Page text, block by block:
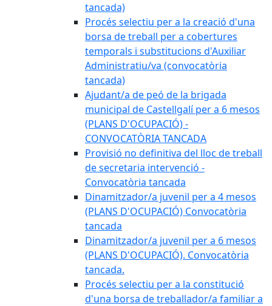
tancada)
Procés selectiu per a la creació d'una
borsa de treball per a cobertures
temporals i substitucions d'Auxiliar
Administratiu/va (convocatòria
tancada)
Ajudant/a de peó de la brigada
municipal de Castellgalí per a 6 mesos
(PLANS D'OCUPACIÓ) -
CONVOCATÒRIA TANCADA
Provisió no definitiva del lloc de treball
de secretaria intervenció -
Convocatòria tancada
Dinamitzador/a juvenil per a 4 mesos
(PLANS D'OCUPACIÓ) Convocatòria
tancada
Dinamitzador/a juvenil per a 6 mesos
(PLANS D'OCUPACIÓ). Convocatòria
tancada.
Procés selectiu per a la constitució
d'una borsa de treballador/a familiar a